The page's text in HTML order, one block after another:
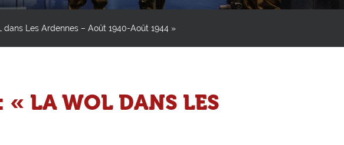
Les Ardennes – Août 1940-Août 1944 »
« LA WOL DANS LES